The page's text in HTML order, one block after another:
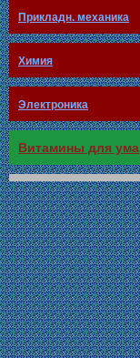
Прикладн. механика
Химия
Электроника
Витамины для ума